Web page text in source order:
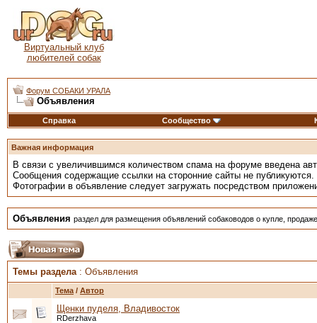
Виртуальный клуб
любителей собак
Форум СОБАКИ УРАЛА
Объявления
Справка Сообщество
Важная информация
В связи с увеличившимся количеством спама на форуме введена
Сообщения содержащие ссылки на сторонние сайты не публикуются.
Фотографии в объявление следует загружать посредством
Объявления раздел для размещения объявлений собаководов о купле,
Темы раздела: Объявления
Тема / Автор
Щенки пуделя, Владивосток
RDerzhava